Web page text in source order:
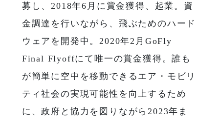
募し、2018年6月に賞金獲得、起業。資
金調達を行いながら、飛ぶためのハード
ウェアを開発中。2020年2月GoFly
Final Flyoffにて唯一の賞金獲得。誰も
が簡単に空中を移動できるエア・モビリ
ティ社会の実現可能性を向上するため
に、政府と協力を図りながら2023年ま